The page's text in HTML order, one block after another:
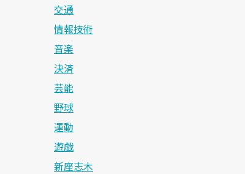
交通
情報技術
音楽
決済
芸能
野球
運動
遊戯
新座志木